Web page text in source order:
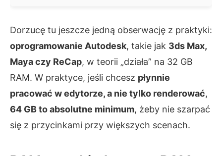
Dorzucę tu jeszcze jedną obserwację z praktyki:
oprogramowanie Autodesk, takie jak 3ds Max,
Maya czy ReCap, w teorii „działa” na 32 GB
RAM. W praktyce, jeśli chcesz płynnie
pracować w edytorze, a nie tylko renderować,
64 GB to absolutne minimum, żeby nie szarpać
się z przycinkami przy większych scenach.